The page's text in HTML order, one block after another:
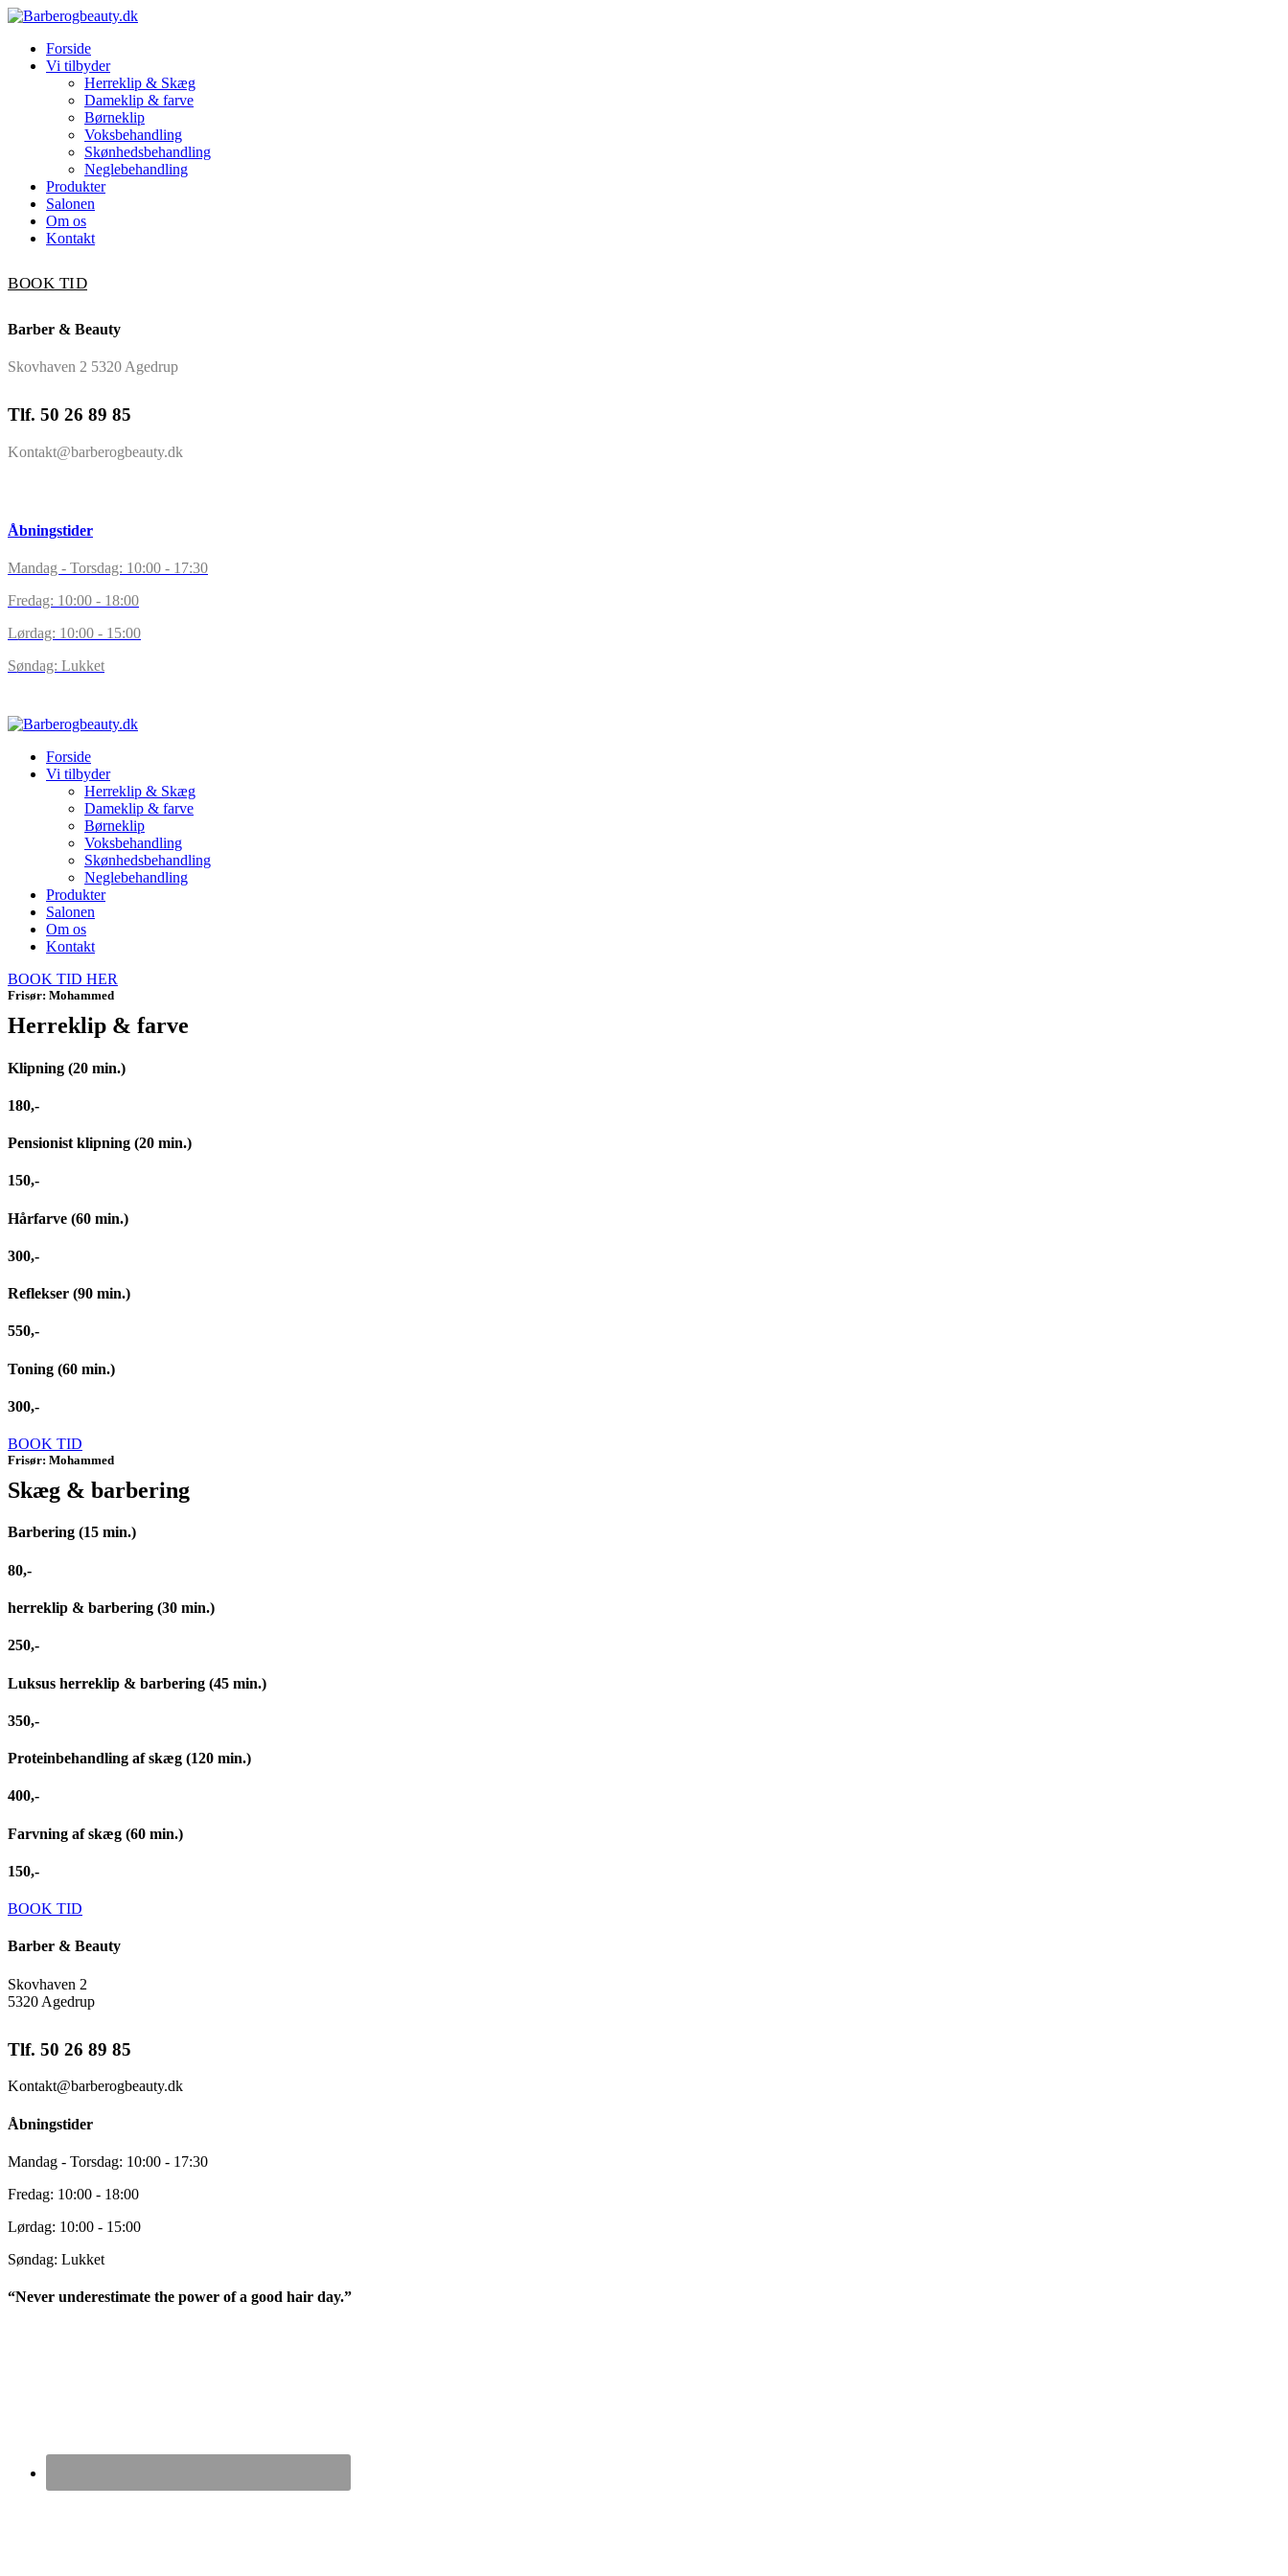
Forside
Vi tilbyder
Herreklip & Skæg
Dameklip & farve
Børneklip
Voksbehandling
Skønhedsbehandling
Neglebehandling
Produkter
Salonen
Om os
Kontakt
BOOK TID
Barber & Beauty
Skovhaven 2 5320 Agedrup
Tlf. 50 26 89 85
Kontakt@barberogbeauty.dk
Åbningstider
Mandag - Torsdag: 10:00 - 17:30
Fredag: 10:00 - 18:00
Lørdag: 10:00 - 15:00
Søndag: Lukket
Forside
Vi tilbyder
Herreklip & Skæg
Dameklip & farve
Børneklip
Voksbehandling
Skønhedsbehandling
Neglebehandling
Produkter
Salonen
Om os
Kontakt
BOOK TID HER
Frisør: Mohammed
Herreklip & farve
Klipning (20 min.)
180,-
Pensionist klipning (20 min.)
150,-
Hårfarve (60 min.)
300,-
Reflekser (90 min.)
550,-
Toning (60 min.)
300,-
BOOK TID
Frisør: Mohammed
Skæg & barbering
Barbering (15 min.)
80,-
herreklip & barbering (30 min.)
250,-
Luksus herreklip & barbering (45 min.)
350,-
Proteinbehandling af skæg (120 min.)
400,-
Farvning af skæg (60 min.)
150,-
BOOK TID
Barber & Beauty
Skovhaven 2
5320 Agedrup
Tlf. 50 26 89 85
Kontakt@barberogbeauty.dk
Åbningstider
Mandag - Torsdag: 10:00 - 17:30
Fredag: 10:00 - 18:00
Lørdag: 10:00 - 15:00
Søndag: Lukket
“Never underestimate the power of a good hair day.”